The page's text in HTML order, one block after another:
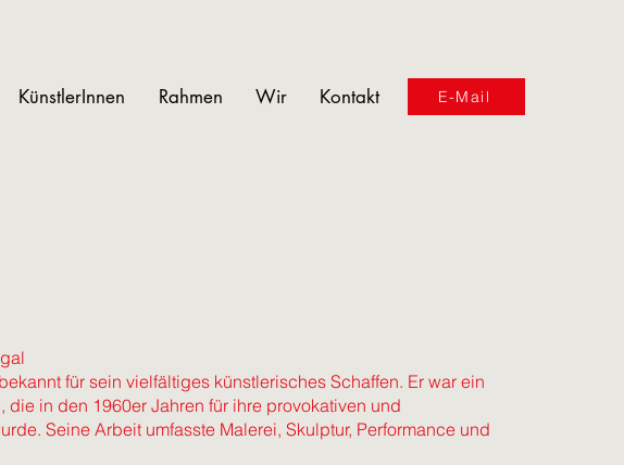
KünstlerInnen Rahmen Wir Kontakt E-Mail
für sein vielfältiges künstlerisches Schaffen. Er war ein
in den 1960er Jahren für ihre provokativen und
Seine Arbeit umfasste Malerei, Skulptur, Performance und